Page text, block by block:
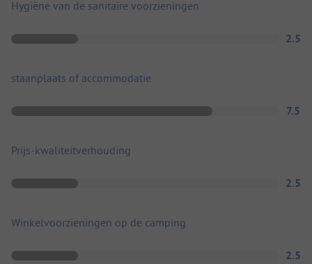
Hygiëne van de sanitaire voorzieningen
2.5
staanplaats of accommodatie
7.5
Prijs-kwaliteitverhouding
2.5
Winkelvoorzieningen op de camping
2.5